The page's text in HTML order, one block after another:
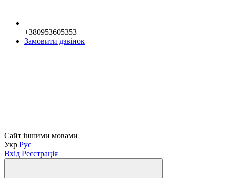
+380953605353
Замовити дзвінок
Сайт іншими мовами
Укр Рус
Вхід Реєстрація